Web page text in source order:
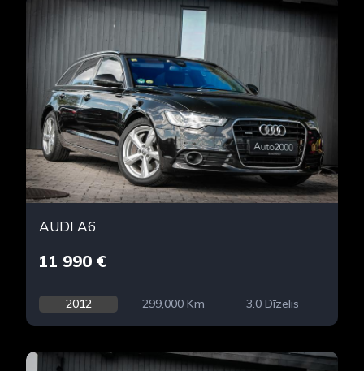
AUDI A6
11 990 €
2012 299,000 Km 3.0 Dīzelis